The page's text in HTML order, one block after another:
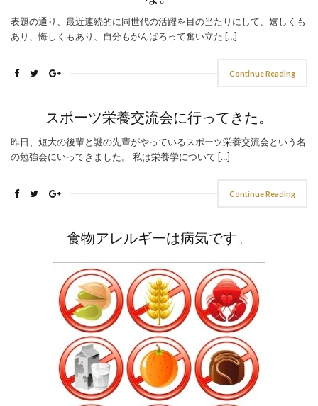
表題の通り、最近連続的に同世代の活躍を目の当たりにして、嬉しくも
あり、悔しくもあり、自分もがんばろって奮い立た […]
Continue Reading
スポーツ栄養交流会に行ってきた。
昨日、短大の後輩と謎の先輩がやっているスポーツ栄養交流会という名
の勉強会にいってきました。 私は栄養学について […]
Continue Reading
食物アレルギーは病気です。